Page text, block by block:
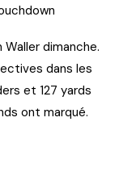
dimanche.
dans les
et 127 yards
ont marqué.